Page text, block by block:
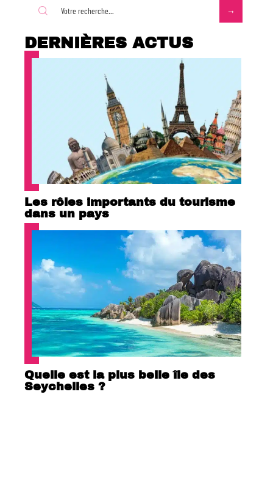
DERNIÈRES ACTUS
Les rôles importants du tourisme
dans un pays
Quelle est la plus belle île des
Seychelles ?